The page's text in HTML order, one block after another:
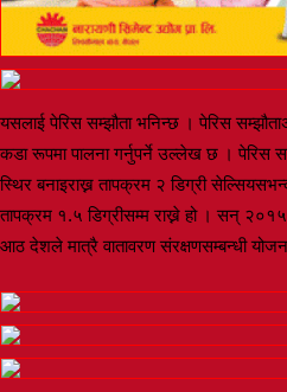
यसलाई पेरिस सम्झौता भनिन्छ । पेरिस
कडा रूपमा पालना गर्नुपर्ने उल्लेख छ । पेरिस
स्थिर बनाइराख्न तापक्रम २ डिग्री
तापक्रम १.५ डिग्रीसम्म राख्ने हो । सन् २०१५
आठ देशले मात्रै वातावरण संरक्षणसम्बन्धी